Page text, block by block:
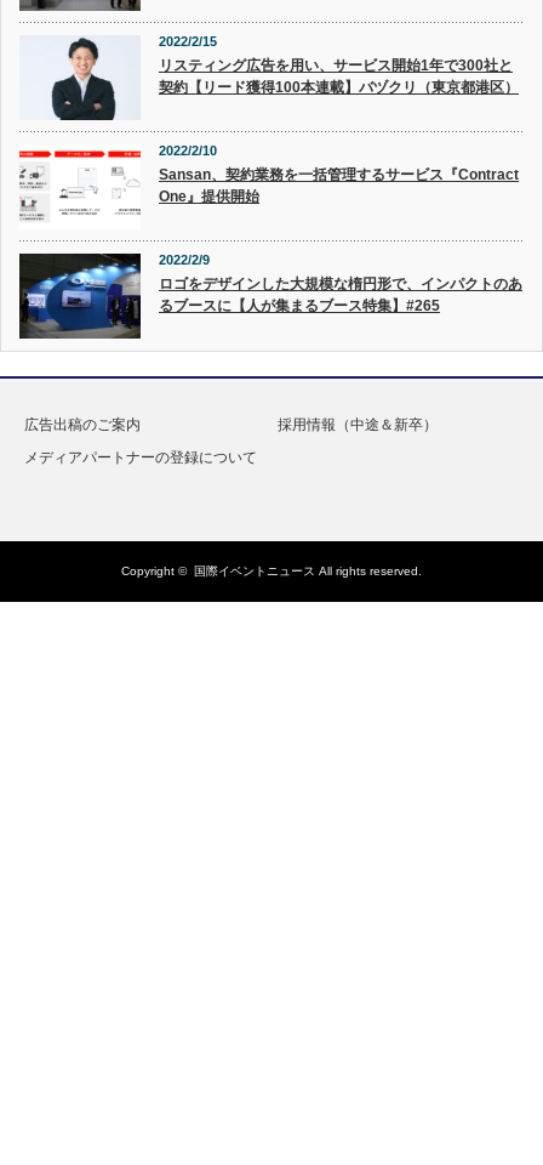
2022/2/15
リスティング広告を用い、サービス開始1年で300社と
契約【リード獲得100本連載】バヅクリ（東京都港区）
2022/2/10
Sansan、契約業務を一括管理するサービス『Contract
One』提供開始
2022/2/9
ロゴをデザインした大規模な楕円形で、インパクトのあ
るブースに【人が集まるブース特集】#265
広告出稿のご案内
採用情報（中途＆新卒）
メディアパートナーの登録について
Copyright © 国際イベントニュース All rights reserved.